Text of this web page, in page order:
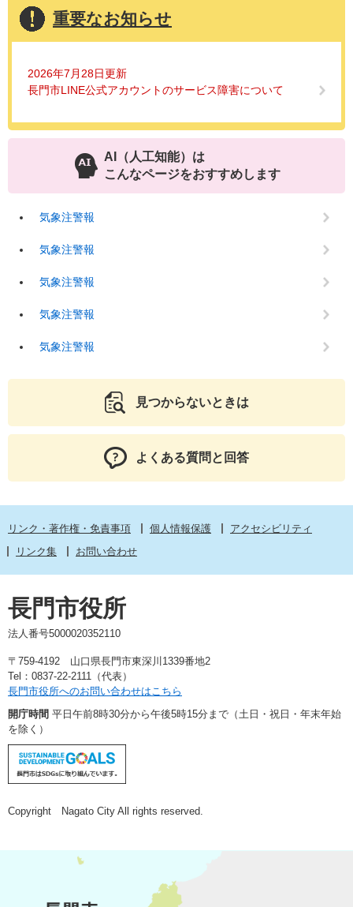
重要なお知らせ
2026年7月28日更新
長門市LINE公式アカウントのサービス障害について
AI（人工知能）は
こんなページをおすすめします
気象注警報
気象注警報
気象注警報
気象注警報
気象注警報
見つからないときは
よくある質問と回答
リンク・著作権・免責事項 個人情報保護
アクセシビリティ
リンク集
お問い合わせ
長門市役所
法人番号5000020352110
〒759-4192 山口県長門市東深川1339番地2
Tel：0837-22-2111（代表）
長門市役所へのお問い合わせはこちら
開庁時間 平日午前8時30分から午後5時15分まで（土日・祝日・年末年始
を除く）
Copyright Nagato City All rights reserved.